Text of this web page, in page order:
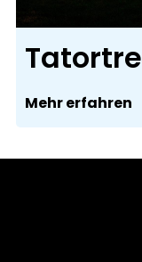
Mehr erfahren